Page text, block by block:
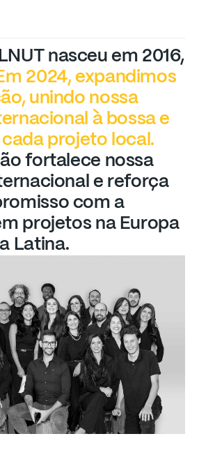
nasceu em 2016,
2024, expandimos
unindo nossa
à bossa e
cada projeto local.
fortalece nossa
e reforça
com a
projetos na Europa
Latina.